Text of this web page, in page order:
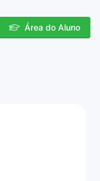
Área do Aluno